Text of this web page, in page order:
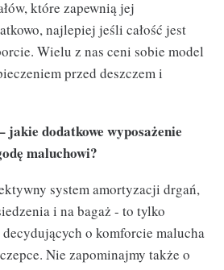
które zapewnią jej
najlepiej jeśli całość jest
Wielu z nas ceni sobie model
przed deszczem i
dodatkowe wyposażenie
maluchowi?
system amortyzacji drgań,
i na bagaż - to tylko
o komforcie malucha
Nie zapominajmy także o